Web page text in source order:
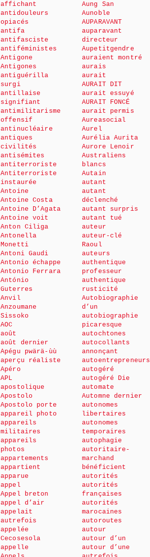
affichant
antidouleurs
opiacés
antifa
antifasciste
antiféministes
Antigone
Antigones
antiguérilla
surgi
antillaise
signifiant
antimilitarisme
offensif
antinucléaire
antiques
civilités
antisémites
antiterroriste
Antiterroriste
instaurée
Antoine
Antoine Costa
Antoine D’Agata
Antoine voit
Anton Ciliga
Antonella
Monetti
Antoni Gaudi
Antonio échappe
Antonio Ferrara
António
Guterres
Anvil
Anzoumane
Sissoko
AOC
août
août dernier
Apégu pwärä-ùù
aperçu réaliste
Apéro
APL
apostolique
Apostolo
Apostolo porte
appareil photo
appareils
militaires
appareils
photos
appartements
appartient
apparue
appel
Appel breton
appel d’air
appelait
autrefois
appelée
Cecosesola
appelle
Aung San
Aunoble
AUPARAVANT
auparavant
directeur
Aupetitgendre
auraient montré
aurais
aurait
AURAIT DIT
aurait essuyé
AURAIT FONCÉ
aurait permis
Aureasocial
Aurel
Aurélia Aurita
Aurore Lenoir
Australiens
blancs
Autain
autant
autant
déclenché
autant surpris
autant tué
auteur
auteur-clé
Raoul
auteurs
authentique
professeur
authentique
rusticité
Autobiographie
d’un
autobiographie
picaresque
autochtones
autocollants
annonçant
autoentrepreneurs
autogéré
autogéré Die
automate
Automne dernier
autonomes
libertaires
autonomes
temporaires
autophagie
autoritaire-
marchand
bénéficient
autorités
autorités
françaises
autorités
marocaines
autoroutes
autour
autour d’un
autour d’une